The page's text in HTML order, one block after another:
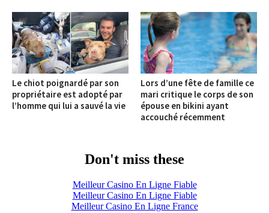
Le chiot poignardé par son
propriétaire est adopté par
l’homme qui lui a sauvé la vie
Lors d’une fête de famille ce
mari critique le corps de son
épouse en bikini ayant
accouché récemment
Don't miss these
Meilleur Casino En Ligne Fiable
Meilleur Casino En Ligne Fiable
Meilleur Casino En Ligne France